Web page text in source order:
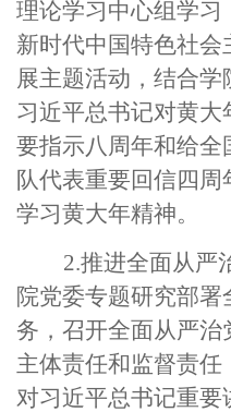
理论学习中心组学
新时代中国特色社
展主题活动，结合
习近平总书记对黄
要指示八周年和给全
队代表重要回信四
学习黄大年精神。
2.推进全面从严
院党委专题研究部
务，召开全面从严
主体责任和监督责
对习近平总书记重